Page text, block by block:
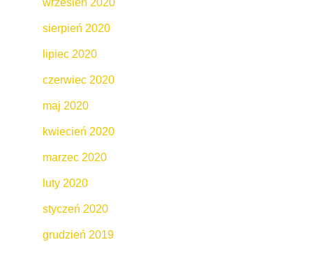
sierpień 2020
lipiec 2020
czerwiec 2020
maj 2020
kwiecień 2020
marzec 2020
luty 2020
styczeń 2020
grudzień 2019